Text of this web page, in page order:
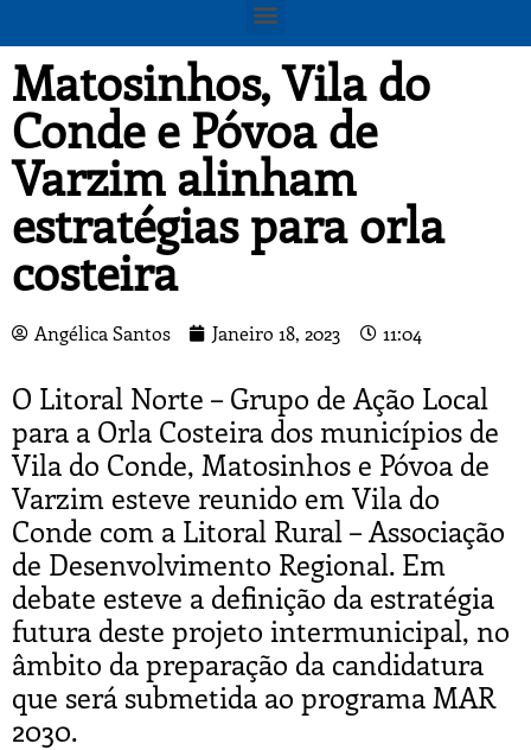
Matosinhos, Vila do
Conde e Póvoa de
Varzim alinham
estratégias para orla
costeira
Angélica Santos Janeiro 18, 2023 11:04
O Litoral Norte – Grupo de Ação Local
para a Orla Costeira dos municípios de
Vila do Conde, Matosinhos e Póvoa de
Varzim esteve reunido em Vila do
Conde com a Litoral Rural – Associação
de Desenvolvimento Regional. Em
debate esteve a definição da estratégia
futura deste projeto intermunicipal, no
âmbito da preparação da candidatura
que será submetida ao programa MAR
2030.